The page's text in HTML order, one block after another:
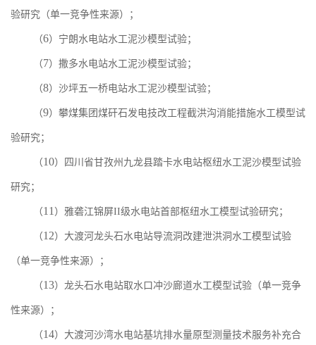
验研究（单一竞争性来源）；
（6）宁朗水电站水工泥沙模型试验；
（7）撒多水电站水工泥沙模型试验；
（8）沙坪五一桥电站水工泥沙模型试验；
（9）攀煤集团煤矸石发电技改工程截洪沟消能措施水工模型试
验研究；
（10）四川省甘孜州九龙县踏卡水电站枢纽水工泥沙模型试验
研究；
（11 ）雅砻江锦屏II级水电站首部枢纽水工模型试验研究；
（12）大渡河龙头石水电站导流洞改建泄洪洞水工模型试验
（单一竞争性来源）；
（13）龙头石水电站取水口冲沙廊道水工模型试验（单一竞争
性来源）；
（14）大渡河沙湾水电站基坑排水量原型测量技术服务补充合